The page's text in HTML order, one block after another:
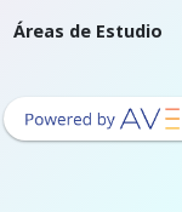
Áreas de Estudio